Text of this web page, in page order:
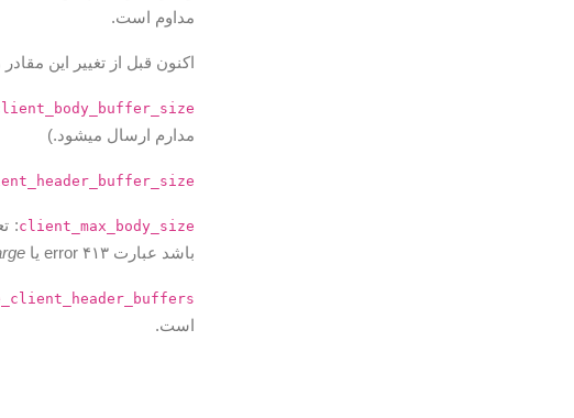
مداوم است.
اکنون قبل از تغییر این
مدارم ارسال میشود.)
client_max_body_size
باشد عبارت ۴۱۳ error یا
است.